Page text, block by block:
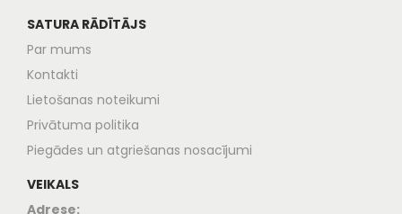
SATURA RĀDĪTĀJS
Par mums
Kontakti
Lietošanas noteikumi
Privātuma politika
Piegādes un atgriešanas nosacījumi
VEIKALS
Adrese: